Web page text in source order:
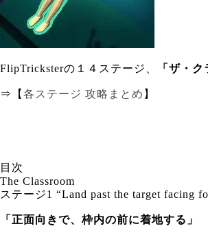
FlipTricksterの１４ステージ、 「ザ・ク
⇒【 各ステージ 攻略まとめ 】
目次
The Classroom
ステージ1 “Land past the target facing
「正面向きで、枠内の前に着地する」